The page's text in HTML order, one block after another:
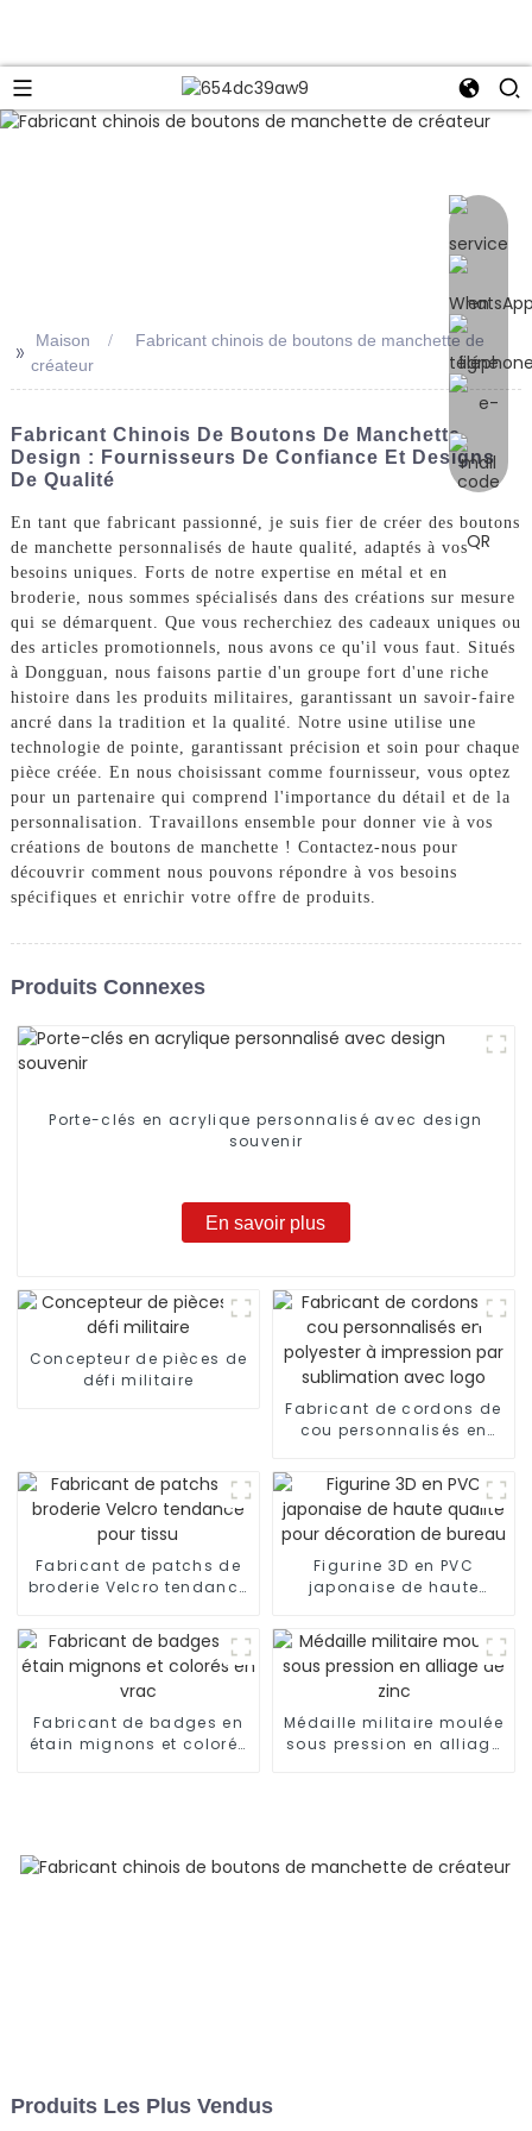
>> Maison
Fabricant chinois de boutons de manchette de
créateur
Fabricant Chinois De Boutons De Manchette
Design : Fournisseurs De Confiance Et Designs
De Qualité
En tant que fabricant passionné, je suis fier de créer des boutons
de manchette personnalisés de haute qualité, adaptés à vos
besoins uniques. Forts de notre expertise en métal et en
broderie, nous sommes spécialisés dans des créations sur mesure
qui se démarquent. Que vous recherchiez des cadeaux uniques ou
des articles promotionnels, nous avons ce qu'il vous faut. Situés
à Dongguan, nous faisons partie d'un groupe fort d'une riche
histoire dans les produits militaires, garantissant un savoir-faire
ancré dans la tradition et la qualité. Notre usine utilise une
technologie de pointe, garantissant précision et soin pour chaque
pièce créée. En nous choisissant comme fournisseur, vous optez
pour un partenaire qui comprend l'importance du détail et de la
personnalisation. Travaillons ensemble pour donner vie à vos
créations de boutons de manchette ! Contactez-nous pour
découvrir comment nous pouvons répondre à vos besoins
spécifiques et enrichir votre offre de produits.
Produits Connexes
Porte-clés en acrylique personnalisé avec design
souvenir
En savoir plus
Concepteur de pièces de
défi militaire
Fabricant de cordons de
cou personnalisés en
par sublimation avec
logo
Fabricant de patchs de
broderie Velcro tendance
Figurine 3D en PVC
japonaise de haute
de bureau
Fabricant de badges en
étain mignons et colorés
Médaille militaire moulée
sous pression en alliage
Produits Les Plus Vendus